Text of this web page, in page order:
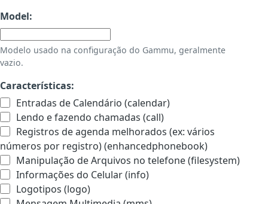
Model:
Modelo usado na configuração do Gammu, geralmente
vazio.
Características:
Entradas de Calendário (calendar)
Lendo e fazendo chamadas (call)
Registros de agenda melhorados (ex: vários
números por registro) (enhancedphonebook)
Manipulação de Arquivos no telefone (filesystem)
Informações do Celular (info)
Logotipos (logo)